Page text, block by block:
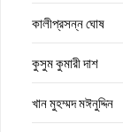
কালীপ্রসন্ন ঘোষ
কুসুম কুমারী দাশ
খান মুহম্মদ মঈনুদ্দিন